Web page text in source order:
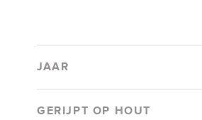
JAAR
GERIJPT OP HOUT